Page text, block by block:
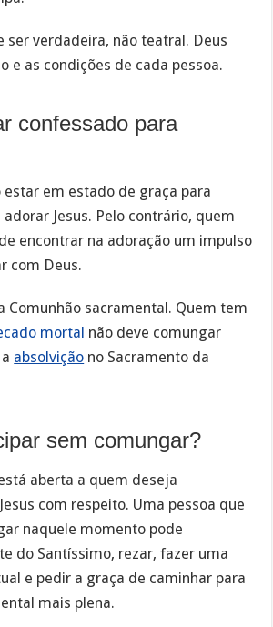
ser verdadeira, não teatral. Deus
e as condições de cada pessoa.
confessado para
estar em estado de graça para
Jesus. Pelo contrário, quem
encontrar na adoração um impulso
com Deus.
Comunhão sacramental. Quem tem
mortal não deve comungar
absolvição no Sacramento da
sem comungar?
aberta a quem deseja
com respeito. Uma pessoa que
naquele momento pode
do Santíssimo, rezar, fazer uma
e pedir a graça de caminhar para
mais plena.